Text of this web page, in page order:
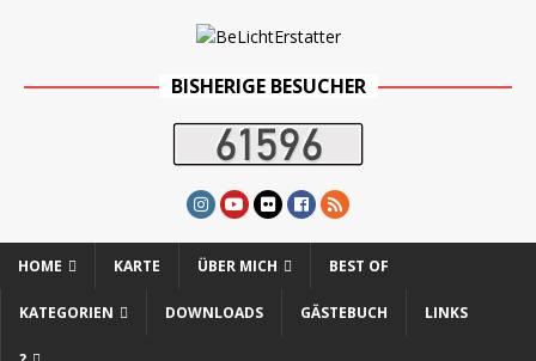
BISHERIGE BESUCHER
HOME KARTE ÜBER MICH BEST OF
KATEGORIEN DOWNLOADS GÄSTEBUCH LINKS